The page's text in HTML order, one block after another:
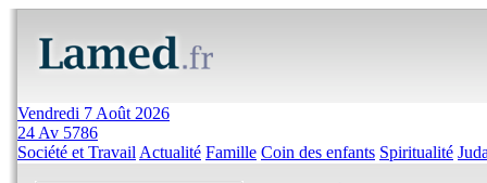
Vendredi 7 Août 2026
24 Av 5786
Société et Travail Actualité Famille Coin des enfants Spiritualité